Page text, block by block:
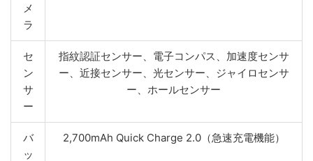
メ
ラ
セ
ン
サ
ー
指紋認証センサー、電子コンパス、加速度センサ
ー、近接センサー、光センサー、ジャイロセンサ
ー、ホールセンサー
バ
ッ
2,700mAh Quick Charge 2.0（急速充電機能）